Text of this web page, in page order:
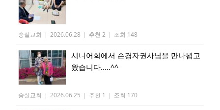
숭실교회 | 2026.06.28 | 추천 2 | 조회 148
시니어회에서 손경자권사님을 만나뵙고
왔습니다.....^^
숭실교회 | 2026.06.25 | 추천 1 | 조회 170